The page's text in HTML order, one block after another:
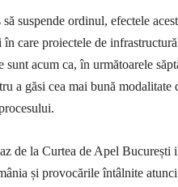
suspende ordinul, efectele
care proiectele de
sunt acum ca, în următoarele
a găsi cea mai bună
de la Curtea de Apel București
și provocările întâlnite